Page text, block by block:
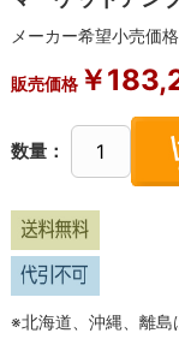
メーカー希望小売価
販売価格￥
数量：
※北海道、沖縄、離島